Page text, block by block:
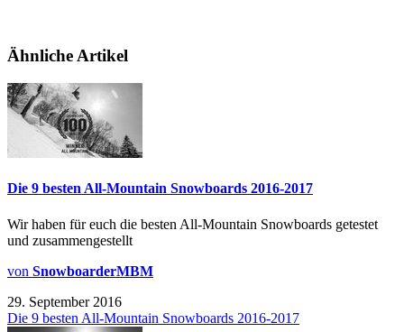
Ähnliche Artikel
Die 9 besten All-Mountain Snowboards 2016-2017
Wir haben für euch die besten All-Mountain Snowboards getestet
und zusammengestellt
von SnowboarderMBM
29. September 2016
Die 9 besten All-Mountain Snowboards 2016-2017